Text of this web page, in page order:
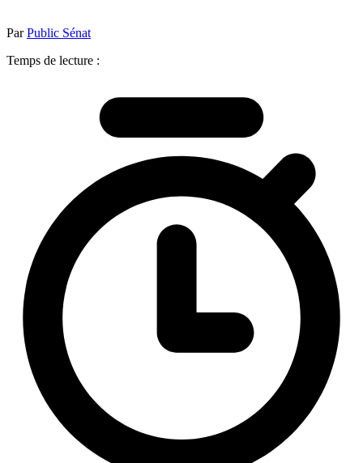
ParPublic Sénat
Temps de lecture :